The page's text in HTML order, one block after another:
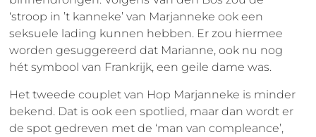
‘stroop in ’t kanneke’ van Marjanneke ook een
seksuele lading kunnen hebben. Er zou hiermee
worden gesuggereerd dat Marianne, ook nu nog
hét symbool van Frankrijk, een geile dame was.
Het tweede couplet van Hop Marjanneke is minder
bekend. Dat is ook een spotlied, maar dan wordt er
de spot gedreven met de ‘man van compleance’,